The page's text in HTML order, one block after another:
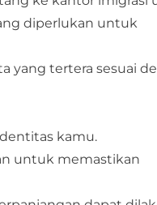
diperlukan untuk
yang tertera sesuai
kamu.​
untuk memastikan